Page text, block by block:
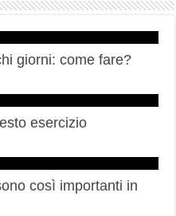
giorni: come fare?
esercizio
così importanti in